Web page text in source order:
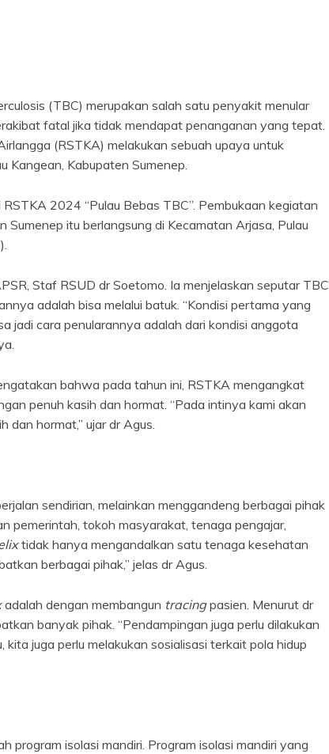
(TBC) merupakan salah satu penyakit menular
fatal jika tidak mendapat penanganan yang tepat.
(RSTKA) melakukan sebuah upaya untuk
Kangean, Kabupaten Sumenep.
2024 “Pulau Bebas TBC”. Pembukaan kegiatan
itu berlangsung di Kecamatan Arjasa, Pulau
Staf RSUD dr Soetomo. Ia menjelaskan seputar TBC
adalah bisa melalui batuk. “Kondisi pertama yang
jadi cara penularannya adalah dari kondisi anggota
bahwa pada tahun ini, RSTKA mengangkat
penuh kasih dan hormat. “Pada intinya kami akan
dan hormat,” ujar dr Agus.
sendirian, melainkan menggandeng berbagai pihak
pemerintah, tokoh masyarakat, tenaga pengajar,
tidak hanya mengandalkan satu tenaga kesehatan
berbagai pihak,” jelas dr Agus.
adalah dengan membangun tracingpasien. Menurut dr
banyak pihak. “Pendampingan juga perlu dilakukan
juga perlu melakukan sosialisasi terkait pola hidup
program isolasi mandiri. Program isolasi mandiri yang